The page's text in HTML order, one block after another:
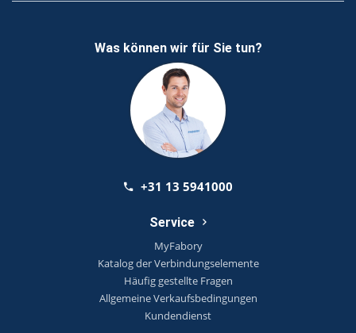
Was können wir für Sie tun?
+31 13 5941000
Service
MyFabory
Katalog der Verbindungselemente
Häufig gestellte Fragen
Allgemeine Verkaufsbedingungen
Kundendienst